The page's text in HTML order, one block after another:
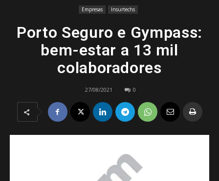
Empresas Insurtechs
Porto Seguro e Gympass:
bem-estar a 13 mil
colaboradores
27/08/2021 0